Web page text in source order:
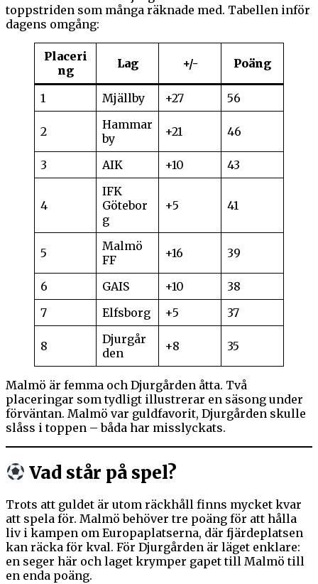
toppstriden som många räknade med. Tabellen inför
dagens omgång:
Placeri
ng
Lag +/- Poäng
1 Mjällby +27 56
2
Hammar
by
+21 46
3 AIK +10 43
4
IFK
Götebor
g
+5 41
5
Malmö
FF
+16 39
6 GAIS +10
38
7
Elfsborg +5 37
8
Djurgår
den
+8 35
Malmö är femma och Djurgården åtta. Två
placeringar som tydligt illustrerar en säsong under
förväntan. Malmö var guldfavorit, Djurgården skulle
slåss i toppen – båda har misslyckats.
Vad står på spel?
Trots att guldet är utom räckhåll finns mycket kvar
att spela för. Malmö behöver tre poäng för att hålla
liv i kampen om Europaplatserna, där fjärdeplatsen
kan räcka för kval. För Djurgården är läget enklare:
en seger här och laget krymper gapet till Malmö till
en enda poäng.